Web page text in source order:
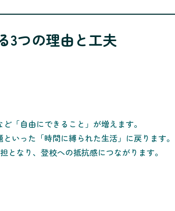
3つの理由と工夫
「自由にできること」が増えます。
いった「時間に縛られた生活」に戻ります。
となり、登校への抵抗感につながります。